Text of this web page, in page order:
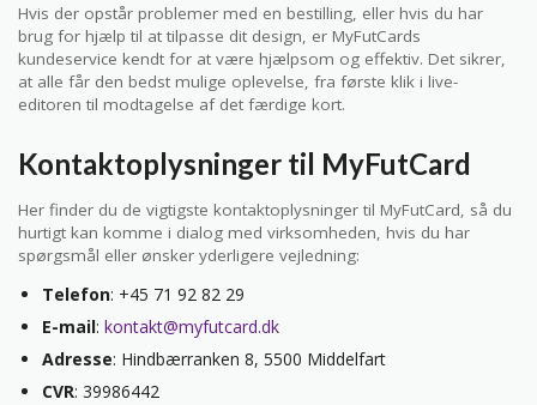
Hvis der opstår problemer med en bestilling, eller hvis du har
brug for hjælp til at tilpasse dit design, er MyFutCards
kundeservice kendt for at være hjælpsom og effektiv. Det sikrer,
at alle får den bedst mulige oplevelse, fra første klik i live-
editoren til modtagelse af det færdige kort.
Kontaktoplysninger til MyFutCard
Her finder du de vigtigste kontaktoplysninger til MyFutCard, så du
hurtigt kan komme i dialog med virksomheden, hvis du har
spørgsmål eller ønsker yderligere vejledning:
Telefon: +45 71 92 82 29
E-mail: kontakt@myfutcard.dk
Adresse: Hindbærranken 8, 5500 Middelfart
CVR: 39986442